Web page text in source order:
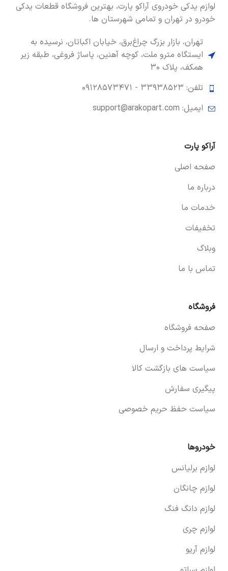
لوازم یدکی خودروی آراکو پارت، بهترین فروشگاه قطعات یدکی
خودرو در تهران و تمامی شهرستان ها.
تهران، بازار بزرگ چراغ‌برق، خیابان اکباتان، نرسیده به
ایستگاه مترو ملت، کوچه آهنین، پاساژ فروغی، طبقه زیر
همکف، پلاک ۳۰
تلفن: ۳۳۹۳۸۵۲۳ -
۰۹۱۲۸۵۷۳۴۷۱
ایمیل: support@arakopart.com
آراکو پارت
صفحه اصلی
درباره ما
خدمات ما
تخفیفات
وبلاگ
تماس با ما
فروشگاه
صفحه فروشگاه
شرایط پرداخت و ارسال
سیاست های بازگشت کالا
پیگیری سفارش
سیاست حفظ حریم خصوصی
خودروها
لوازم برلیانس
لوازم چانگان
لوازم دانگ فنگ
لوازم چری
لوازم آریو